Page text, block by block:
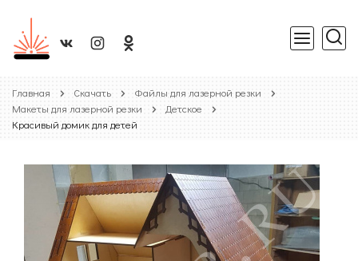
Главная Скачать
Файлы для лазерной резки
Макеты для лазерной резки
Детское
Красивый домик для детей